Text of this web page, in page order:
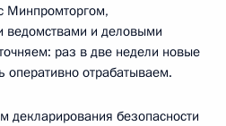
Минпромторгом,
ведомствами и деловыми
раз в две недели новые
оперативно отрабатываем.
декларирования безопасности